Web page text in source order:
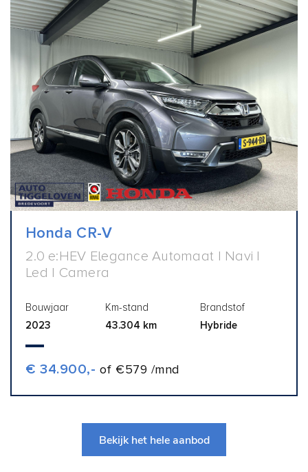
Honda CR-V
2.0 e:HEV Elegance Automaat | Navi |
Led | Camera
Bouwjaar
2023
Km-stand
43.304 km
Brandstof
Hybride
€ 34.900,- of €579 /mnd
Bekijk het hele aanbod